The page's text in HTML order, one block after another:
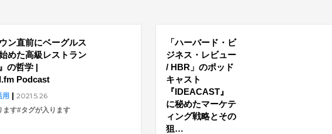
ン直前にベーグルス
めた高級レストラン
の哲学 |
Podcast
用 |2021.5.26
ます#タグが入ります
「ハーバード・ビ
ジネス・レビュー
/ HBR」のポッド
キャスト
『IDEACAST』
に秘めたマーケテ
ィング戦略とその
狙…